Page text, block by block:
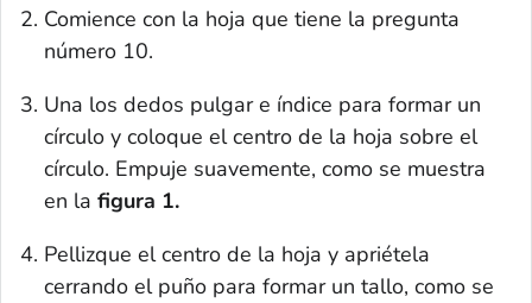
Comience con la hoja que tiene la pregunta
número 10.
Una los dedos pulgar e índice para formar un
círculo y coloque el centro de la hoja sobre el
círculo. Empuje suavemente, como se muestra
en la figura 1.
Pellizque el centro de la hoja y apriétela
cerrando el puño para formar un tallo, como se